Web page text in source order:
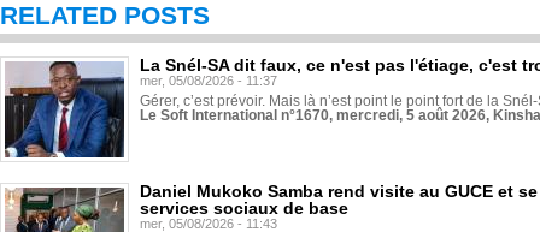
RELATED POSTS
La Snél-SA dit faux, ce n'est pas l'étiage, c'est
mer, 05/08/2026 - 11:37
Gérer, c’est prévoir. Mais là n’est point le point fort de la
Le Soft International n°1670, mercredi, 5 août 2026,
Daniel Mukoko Samba rend visite au GUCE et
services sociaux de base
mer, 05/08/2026 - 11:43